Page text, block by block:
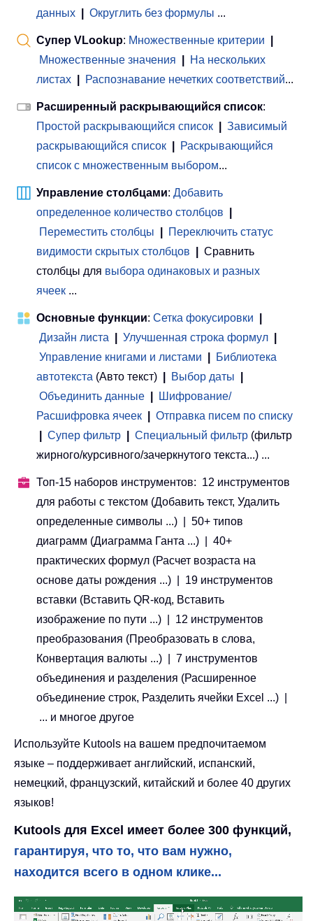
данных
Округлить без формулы ...
Супер VLookup: Множественные критерии
Множественные значения
На нескольких
листах
Распознавание нечетких соответствий...
Расширенный раскрывающийся список:
Простой раскрывающийся список
Зависимый
раскрывающийся список
Раскрывающийся
список с множественным выбором...
Управление столбцами: Добавить
определенное количество столбцов
Переместить столбцы
Переключить статус
видимости скрытых столбцов
Сравнить
столбцы для выбора одинаковых и разных
ячеек ...
Основные функции: Сетка фокусировки
Дизайн листа
Улучшенная строка формул
Управление книгами и листами
Библиотека
автотекста (Авто текст) Выбор даты
Объединить данные
Шифрование/
Расшифровка ячеек
Отправка писем по списку
Супер фильтр Специальный фильтр (фильтр
жирного/курсивного/зачеркнутого текста...) ...
Топ-15 наборов инструментов: 12 инструментов
для работы с текстом (Добавить текст, Удалить
определенные символы ...) | 50+ типов
диаграмм (Диаграмма Ганта ...) | 40+
практических формул (Расчет возраста на
основе даты рождения ...) | 19 инструментов
вставки (Вставить QR-код, Вставить
изображение по пути ...) | 12 инструментов
преобразования (Преобразовать в слова,
Конвертация валюты ...) | 7 инструментов
объединения и разделения (Расширенное
объединение строк, Разделить ячейки Excel ...) |
... и многое другое
Используйте Kutools на вашем предпочитаемом
языке – поддерживает английский, испанский,
немецкий, французский, китайский и более 40 других
языков!
Kutools для Excel имеет более 300 функций,
гарантируя, что то, что вам нужно,
находится всего в одном клике...